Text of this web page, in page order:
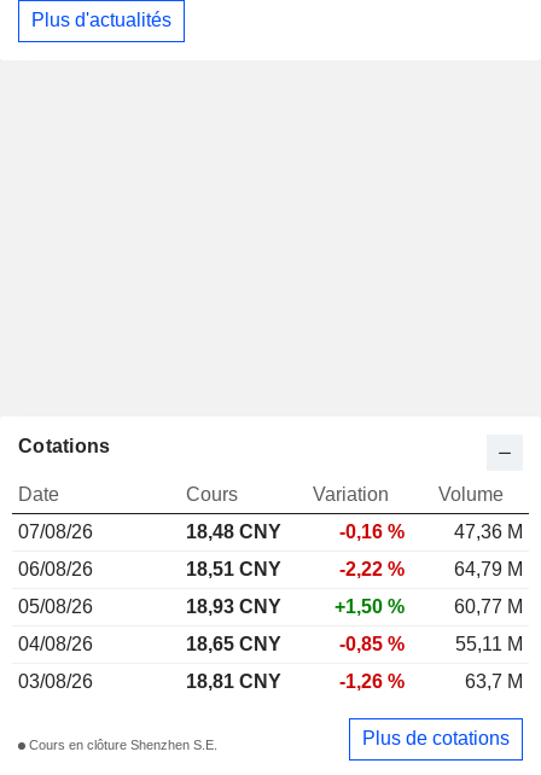
Plus d'actualités
Cotations
Date Cours Variation
Volume
07/08/26
18,48 CNY -0,16 %
47,36 M
06/08/26
18,51 CNY -2,22 %
64,79 M
05/08/26
18,93 CNY +1,50 %
60,77 M
04/08/26
18,65 CNY -0,85 %
55,11 M
03/08/26
18,81 CNY -1,26 % 63,7 M
Cours en clôture Shenzhen S.E. Plus de cotations